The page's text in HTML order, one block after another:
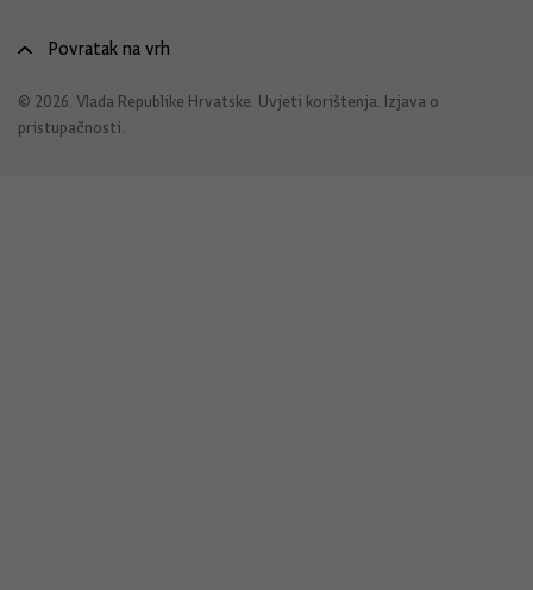
Povratak na vrh
© 2026. Vlada Republike Hrvatske. Uvjeti korištenja Izjava o
pristupačnosti